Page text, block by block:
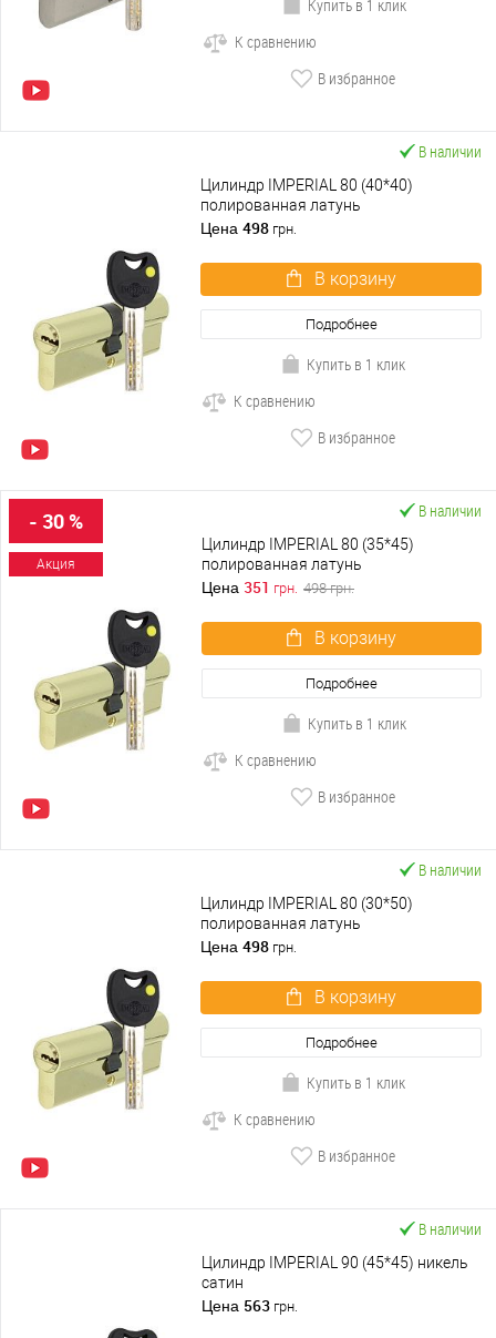
Купить в 1 клик
К сравнению
В избранное
В наличии
Цилиндр IMPERIAL 80 (40*40)
полированная латунь
Цена 498 грн.
В корзину
Подробнее
Купить в 1 клик
К сравнению
В избранное
- 30 %
Акция
В наличии
Цилиндр IMPERIAL 80 (35*45)
полированная латунь
Цена 351 грн. 498грн.
В корзину
Подробнее
Купить в 1 клик
К сравнению
В избранное
В наличии
Цилиндр IMPERIAL 80 (30*50)
полированная латунь
Цена 498 грн.
В корзину
Подробнее
Купить в 1 клик
К сравнению
В избранное
В наличии
Цилиндр IMPERIAL 90 (45*45) никель
сатин
Цена 563 грн.